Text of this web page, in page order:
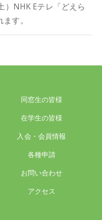
）NHK Eテレ「どえら
す。
同窓生の皆様
在学生の皆様
入会・会員情報
各種申請
お問い合わせ
アクセス